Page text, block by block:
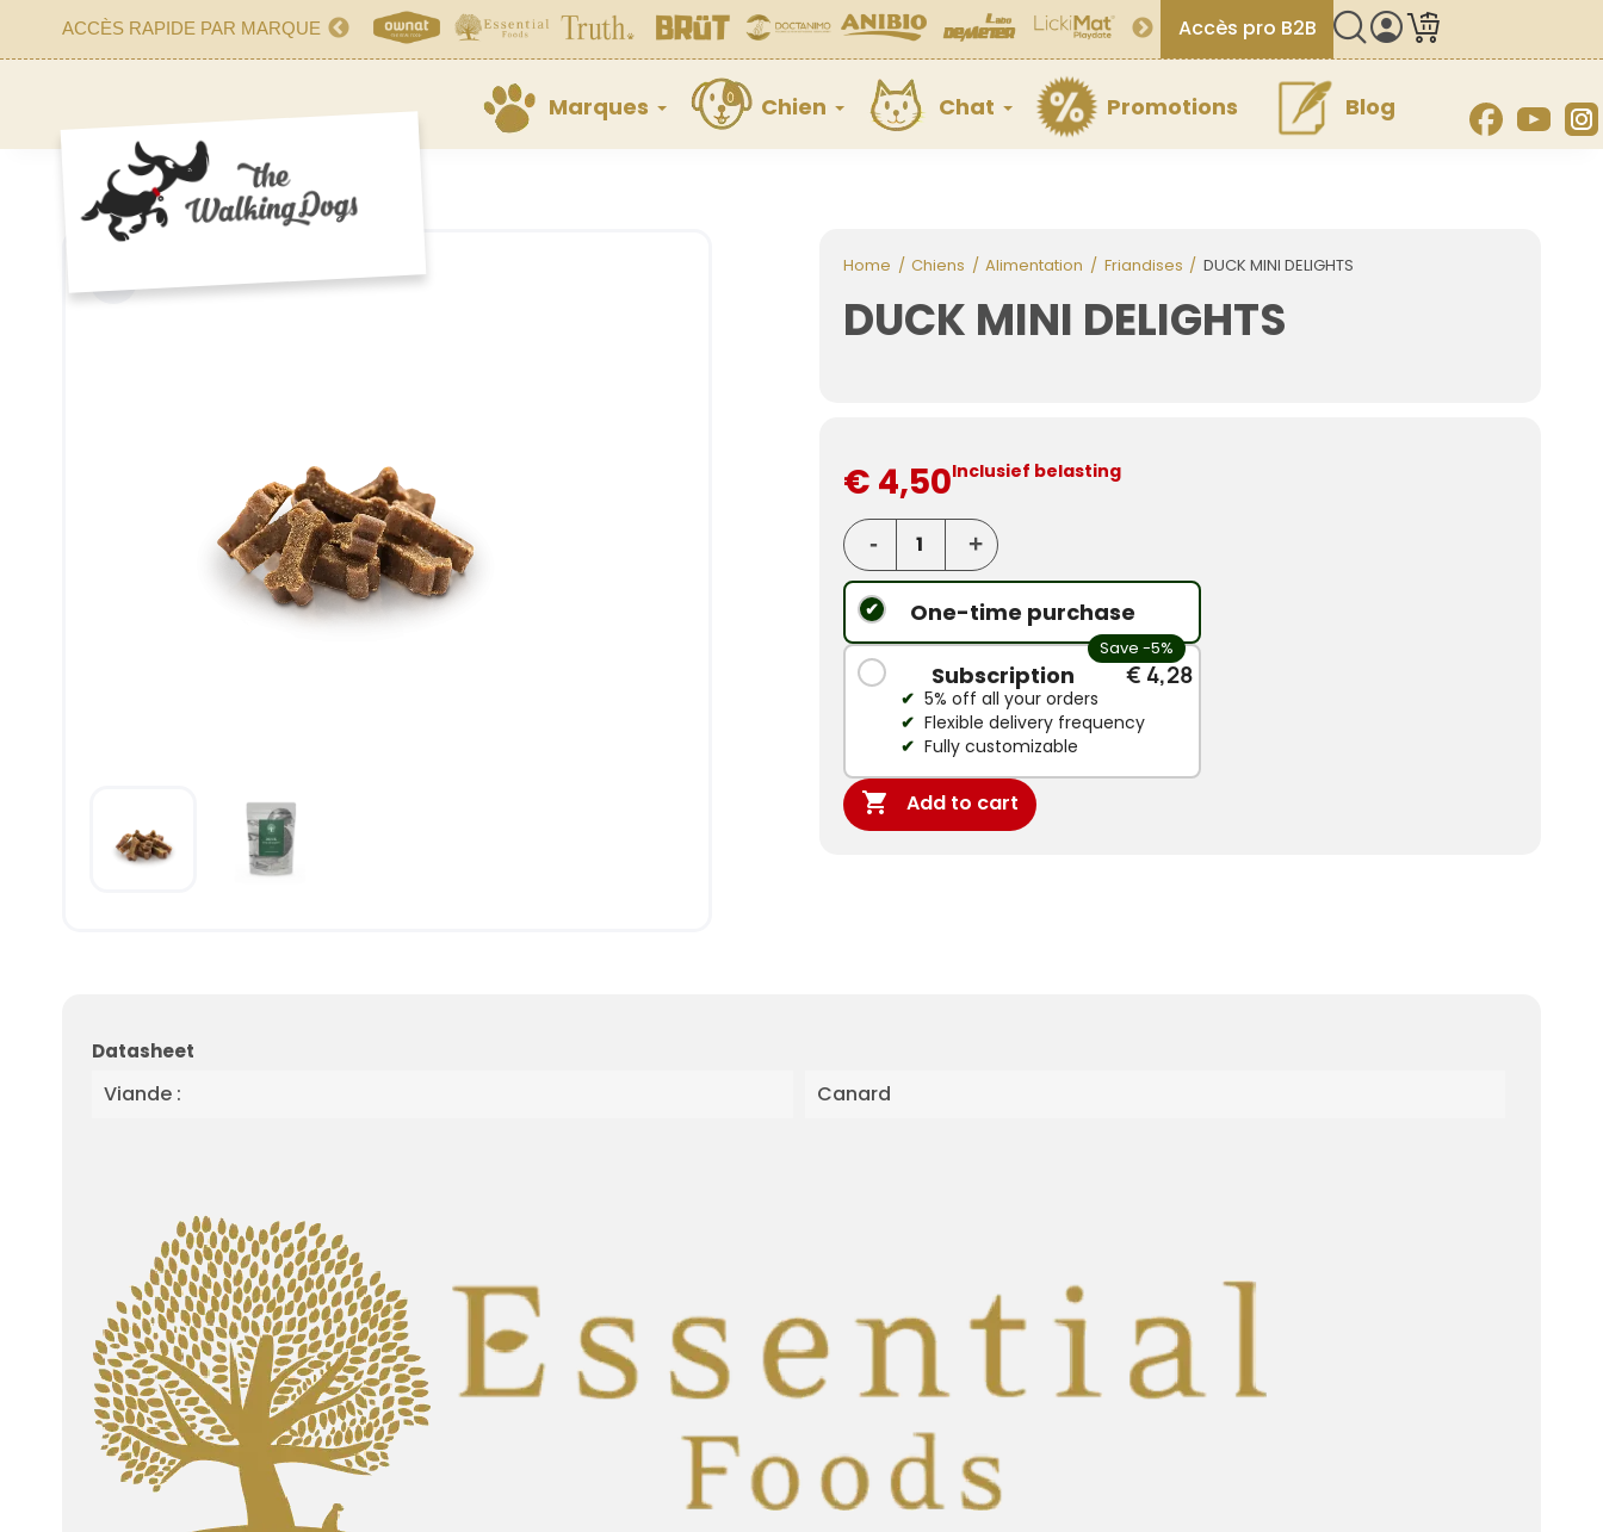
ACCÈS RAPIDE PAR MARQUE Accès pro B2B
Marques Chien Chat Promotions Blog Facebook
Home Chiens Alimentation Friandises DUCK MINI DELIGHTS
DUCK MINI DELIGHTS
€ 4,50Inclusief belasting
One-time purchase
Save -5%
Subscription € 4,28
5% off all your orders
Flexible delivery frequency
Fully customizable
 Add to cart
Datasheet
Viande : Canard